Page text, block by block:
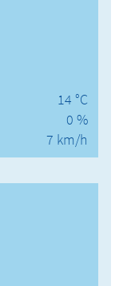
14 °C
0 %
7 km/h